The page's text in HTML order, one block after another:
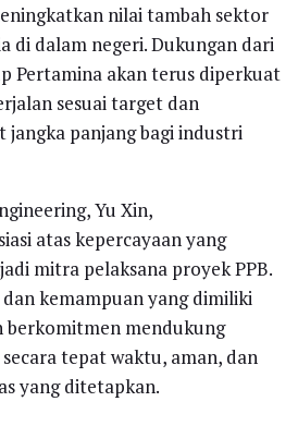
nilai tambah sektor
di dalam negeri. Dukungan dari
Pertamina akan terus diperkuat
sesuai target dan
jangka panjang bagi industri
Yu Xin,
atas kepercayaan yang
mitra pelaksana proyek PPB.
kemampuan yang dimiliki
berkomitmen mendukung
tepat waktu, aman, dan
yang ditetapkan.